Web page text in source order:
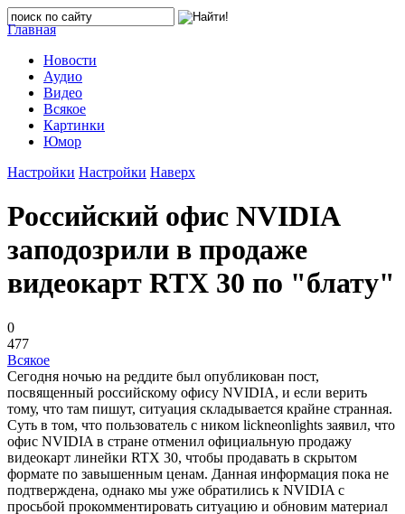
Главная
Новости
Аудио
Видео
Всякое
Картинки
Юмор
Настройки Настройки Наверх
Российский офис NVIDIA
заподозрили в продаже
видеокарт RTX 30 по "блату"
0
477
Всякое
Сегодня ночью на реддите был опубликован пост,
посвященный российскому офису NVIDIA, и если верить
тому, что там пишут, ситуация складывается крайне странная.
Суть в том, что пользователь с ником lickneonlights заявил, что
офис NVIDIA в стране отменил официальную продажу
видеокарт линейки RTX 30, чтобы продавать в скрытом
формате по завышенным ценам. Данная информация пока не
подтверждена, однако мы уже обратились к NVIDIA с
просьбой прокомментировать ситуацию и обновим материал